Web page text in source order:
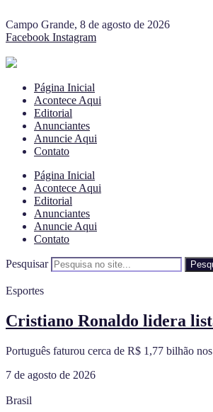
Campo Grande, 8 de agosto de 2026
Facebook Instagram
Página Inicial
Acontece Aqui
Editorial
Anunciantes
Anuncie Aqui
Contato
Página Inicial
Acontece Aqui
Editorial
Anunciantes
Anuncie Aqui
Contato
Pesquisar
Esportes
Cristiano Ronaldo lidera
Português faturou cerca de R$ 1,77 bilhão
7 de agosto de 2026
Brasil